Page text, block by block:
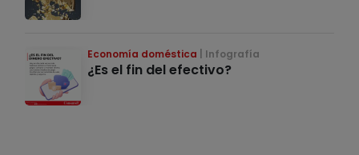
Economía doméstica Infografía
¿Es el fin del efectivo?